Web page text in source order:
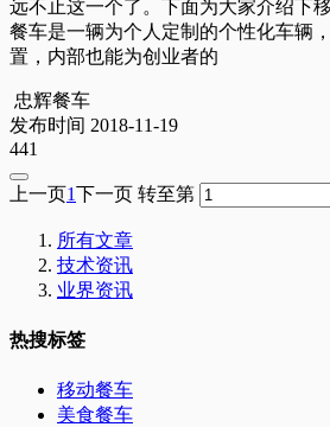
远不止这一个了。下面为大家介绍下
餐车是一辆为个人定制的个性化车辆
置，内部也能为创业者的
忠辉餐车
发布时间 2018-11-19
441
上一页1下一页 转至第
所有文章
技术资讯
业界资讯
热搜标签
移动餐车
美食餐车